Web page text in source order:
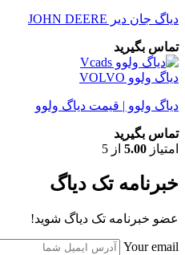
دیاگ جان دیر JOHN DEERE
تماس بگیرید
دیاگ ولوو VOLVO
دیاگ ولوو | قیمت دیاگ ولوو
تماس بگیرید
امتیاز 5.00 از 5
خبرنامه تک دیاگ
عضو خبرنامه تک دیاگ شوید!
Your email